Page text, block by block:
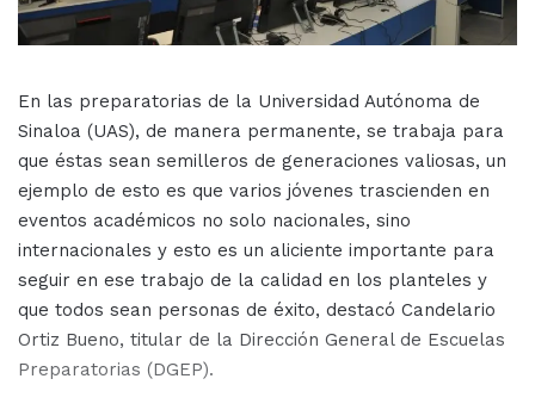
En las preparatorias de la Universidad Autónoma de
Sinaloa (UAS), de manera permanente, se trabaja para
que éstas sean semilleros de generaciones valiosas, un
ejemplo de esto es que varios jóvenes trascienden en
eventos académicos no solo nacionales, sino
internacionales y esto es un aliciente importante para
seguir en ese trabajo de la calidad en los planteles y
que todos sean personas de éxito, destacó Candelario
Ortiz Bueno, titular de la Dirección General de Escuelas
Preparatorias (DGEP).